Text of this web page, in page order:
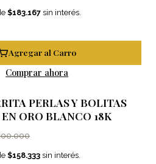
$183.167 sin interés.
Agregar al Carro
Comprar ahora
PERLAS Y BOLITAS
ORO BLANCO 18K
$158.333 sin interés.